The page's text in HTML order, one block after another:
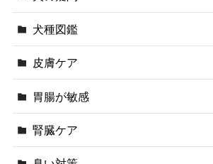
犬種図鑑
皮膚ケア
胃腸が敏感
腎臓ケア